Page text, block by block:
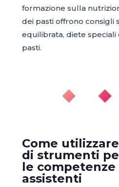
formazione sulla
dei pasti offrono consigli
equilibrata, diete speciali
pasti.
◆
Come
di strumenti
le
assistenti